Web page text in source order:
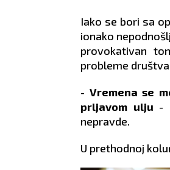
Iako se bori sa
ionako
provokativan
probleme
- Vremena se
prljavom ulju -
nepravde.
U prethodnoj